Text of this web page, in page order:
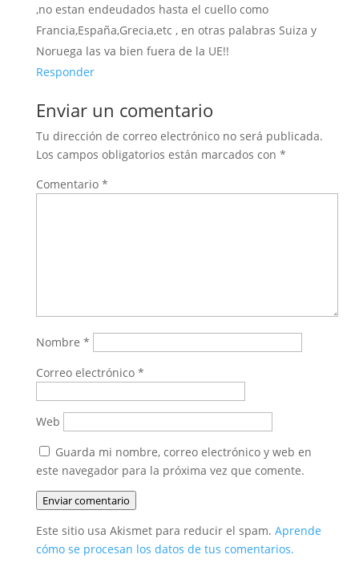
,no estan endeudados hasta el cuello como
Francia,España,Grecia,etc , en otras palabras Suiza y
Noruega las va bien fuera de la UE!!
Responder
Enviar un comentario
Tu dirección de correo electrónico no será publicada.
Los campos obligatorios están marcados con *
Comentario *
Nombre *
Correo electrónico *
Web
Guarda mi nombre, correo electrónico y web en
este navegador para la próxima vez que comente.
Enviar comentario
Este sitio usa Akismet para reducir el spam. Aprende
cómo se procesan los datos de tus comentarios.